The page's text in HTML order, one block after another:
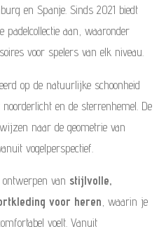
en Spanje. Sinds 2021 biedt
padelcollectie aan, waaronder
voor spelers van elk niveau.
op de natuurlijke schoonheid
en de sterrenhemel. De
naar de geometrie van
vogelperspectief.
van stijlvolle,
voor heren, waarin je
voelt. Vanuit